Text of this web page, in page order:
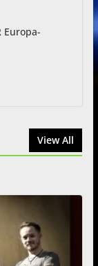
2026:
Metal in
View All